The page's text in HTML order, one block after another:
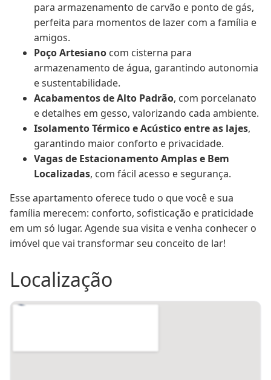
para armazenamento de carvão e ponto de gás,
perfeita para momentos de lazer com a família e
amigos.
Poço Artesiano com cisterna para
armazenamento de água, garantindo autonomia
e sustentabilidade.
Acabamentos de Alto Padrão, com porcelanato
e detalhes em gesso, valorizando cada ambiente.
Isolamento Térmico e Acústico entre as lajes,
garantindo maior conforto e privacidade.
Vagas de Estacionamento Amplas e Bem
Localizadas, com fácil acesso e segurança.
Esse apartamento oferece tudo o que você e sua
família merecem: conforto, sofisticação e praticidade
em um só lugar. Agende sua visita e venha conhecer o
imóvel que vai transformar seu conceito de lar!
Localização